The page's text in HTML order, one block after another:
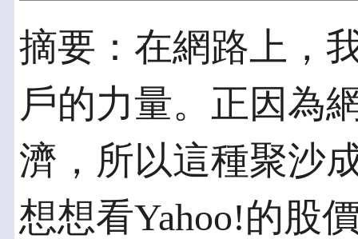
摘要：在網路上，
戶的力量。正因為
濟，所以這種聚沙
想想看Yahoo!的股